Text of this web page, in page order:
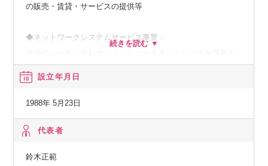
の販売・賃貸・サービスの提供等
◆ネットワークシステムサービス事業：
◆その他の事業：
ムの在り方に係わる企画・提案、保守・ファシリティマネジ
設立年月日
1988年 5月23日
代表者
鈴木正範